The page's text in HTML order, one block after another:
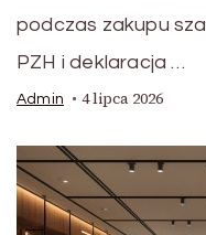
podczas zakupu
PZH i deklaracja …
Admin 4 lipca 2026